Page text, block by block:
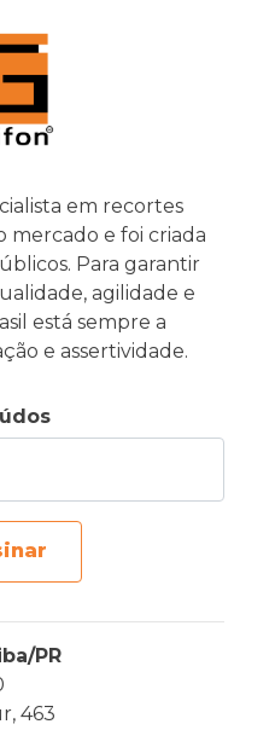
em recortes
mercado e foi criada
Para garantir
agilidade e
está sempre a
e assertividade.
PR
463